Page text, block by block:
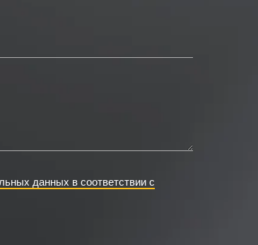
данных в соответствии с